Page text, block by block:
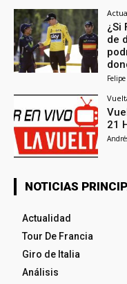
¿Si
de
21
NOTICIAS
Actualidad
Tour De Francia
Giro de Italia
Análisis